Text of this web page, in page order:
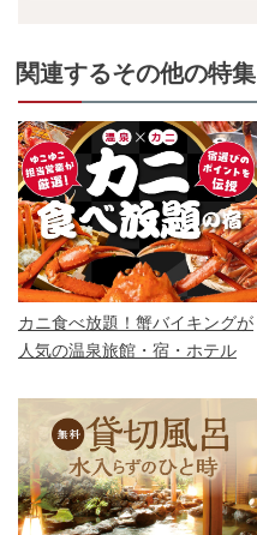
関連するその他の特集
カニ食べ放題！蟹バイキングが
人気の温泉旅館・宿・ホテル